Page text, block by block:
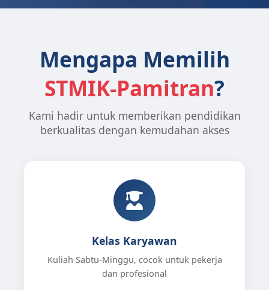
Mengapa Memilih
STMIK-Pamitran?
Kami hadir untuk memberikan pendidikan
berkualitas dengan kemudahan akses
Kelas Karyawan
Kuliah Sabtu-Minggu, cocok untuk pekerja
dan profesional